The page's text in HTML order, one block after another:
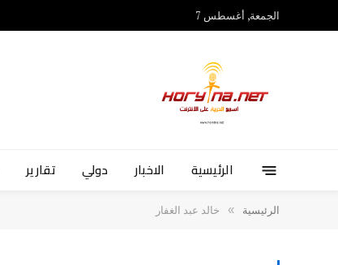
الجمعة, أغسطس 7
الرئيسية الاخبار دولي تقارير
الرئيسية » خالد عبد الغفار